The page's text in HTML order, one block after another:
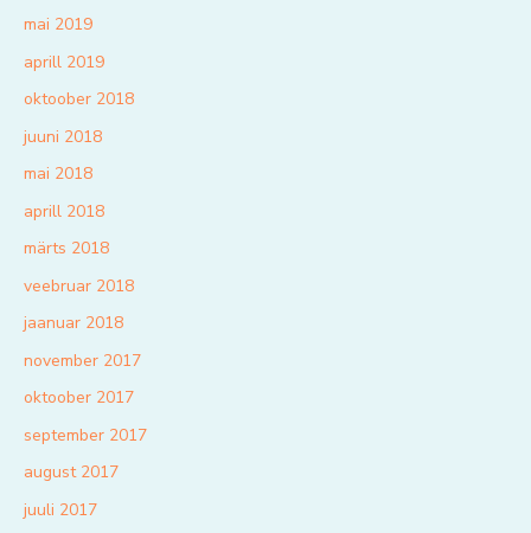
mai 2019
aprill 2019
oktoober 2018
juuni 2018
mai 2018
aprill 2018
märts 2018
veebruar 2018
jaanuar 2018
november 2017
oktoober 2017
september 2017
august 2017
juuli 2017